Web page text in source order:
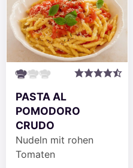
PASTA AL
POMODORO
CRUDO
Nudeln mit rohen
Tomaten